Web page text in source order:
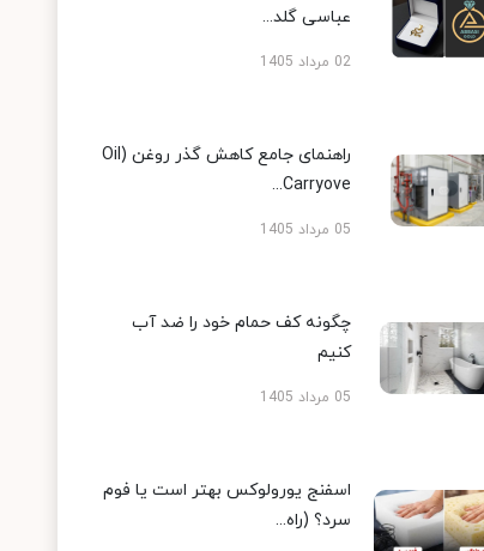
عباسی گلد...
02 مرداد 1405
راهنمای جامع کاهش گذر روغن (Oil
Carryove...
05 مرداد 1405
چگونه کف حمام خود را ضد آب
کنیم
05 مرداد 1405
اسفنج یورولوکس بهتر است یا فوم
سرد؟ (راه...